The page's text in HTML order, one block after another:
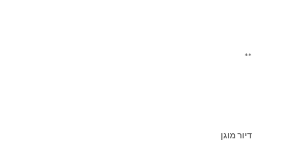
**
דיור מוגן